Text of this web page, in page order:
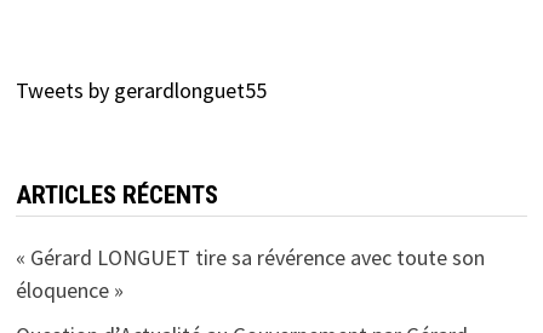
Tweets by gerardlonguet55
ARTICLES RÉCENTS
« Gérard LONGUET tire sa révérence avec toute son
éloquence »